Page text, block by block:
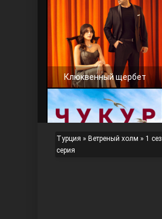
Клюквенный щербет
Турция » Ветреный холм » 1
серия